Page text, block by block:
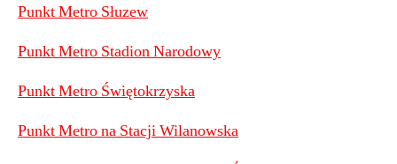
Punkt Metro Słuzew
Punkt Metro Stadion Narodowy
Punkt Metro Świętokrzyska
Punkt Metro na Stacji Wilanowska